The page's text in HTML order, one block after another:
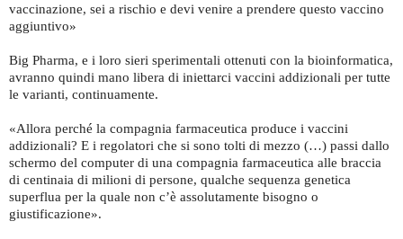
vaccinazione, sei a rischio e devi venire a prendere questo vaccino
aggiuntivo»
Big Pharma, e i loro sieri sperimentali ottenuti con la bioinformatica,
avranno quindi mano libera di iniettarci vaccini addizionali per tutte
le varianti, continuamente.
«Allora perché la compagnia farmaceutica produce i vaccini
addizionali? E i regolatori che si sono tolti di mezzo (…) passi dallo
schermo del computer di una compagnia farmaceutica alle braccia
di centinaia di milioni di persone, qualche sequenza genetica
superflua per la quale non c’è assolutamente bisogno o
giustificazione».